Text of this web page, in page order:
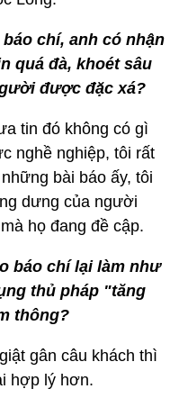
chí, anh có nhận
quá đà, khoét sâu
được đặc xá?
tin đó không có gì
nghề nghiệp, tôi rất
bài báo ấy, tôi
dưng của người
họ đang đề cập.
báo chí lại làm như
thủ pháp "tăng
thông?
gân câu khách thì
hợp lý hơn.